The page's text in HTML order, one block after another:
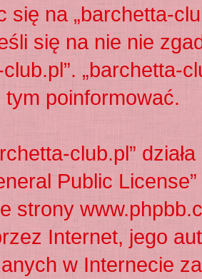
się na „barchetta-
się na nie nie
„barchetta-
tym poinformować.
club.pl”
Public License
strony
Internet, jego
w Internecie